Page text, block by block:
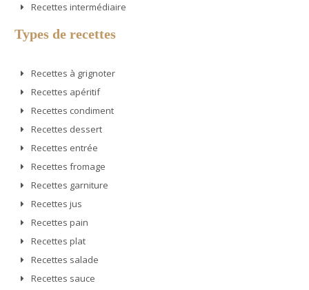
Recettes intermédiaire
Types de recettes
Recettes à grignoter
Recettes apéritif
Recettes condiment
Recettes dessert
Recettes entrée
Recettes fromage
Recettes garniture
Recettes jus
Recettes pain
Recettes plat
Recettes salade
Recettes sauce